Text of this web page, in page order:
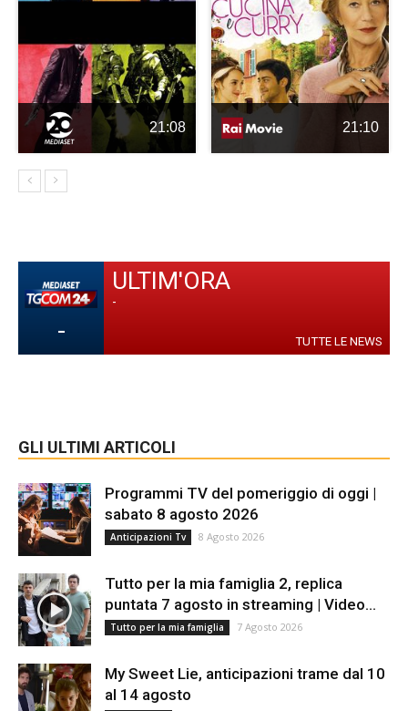
21:08 21:10
-
ULTIM'ORA
-
TUTTE LE NEWS
GLI ULTIMI ARTICOLI
Programmi TV del pomeriggio di oggi |
sabato 8 agosto 2026
Anticipazioni Tv 8 Agosto 2026
Tutto per la mia famiglia 2, replica
puntata 7 agosto in streaming | Video...
Tutto per la mia famiglia 7 Agosto 2026
My Sweet Lie, anticipazioni trame dal 10
al 14 agosto